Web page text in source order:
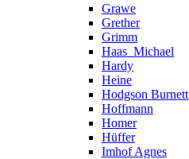
Grawe
Grether
Grimm
Haas_Michael
Hardy
Heine
Hodgson Burnett
Hoffmann
Homer
Hüffer
Imhof Agnes